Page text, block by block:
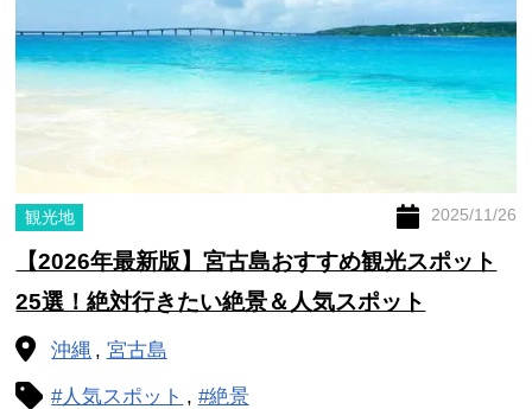
観光地 2025/11/26
【2026年最新版】宮古島おすすめ観光スポット
25選！絶対行きたい絶景＆人気スポット
沖縄 宮古島
#人気スポット #絶景